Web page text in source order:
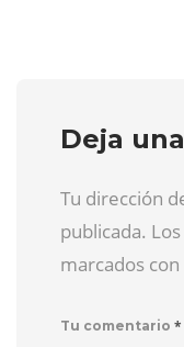
Deja
Tu dirección
publicada.
marcados con
Tu comentario *